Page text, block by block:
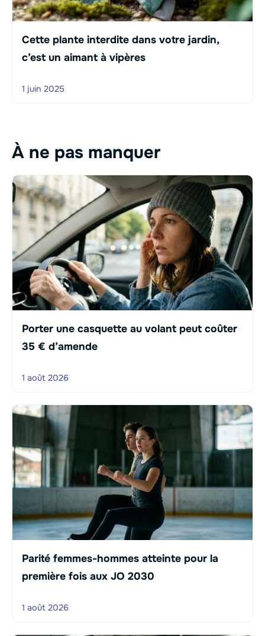
Cette plante interdite dans votre jardin,
c’est un aimant à vipères
1 juin 2025
À ne pas manquer
Porter une casquette au volant peut coûter
35 € d’amende
1 août 2026
Parité femmes-hommes atteinte pour la
première fois aux JO 2030
1 août 2026